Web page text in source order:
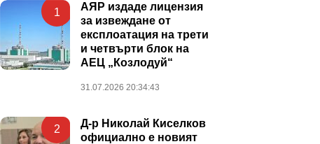
1
АЯР издаде лицензия
за извеждане от
експлоатация на трети
и четвърти блок на
АЕЦ „Козлодуй“
31.07.2026 20:34:43
2
Д-р Николай Киселков
официално е новият